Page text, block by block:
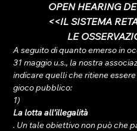
OPEN HEARING
<<IL SISTEMA
LE
A seguito di quanto emerso in
31 maggio u.s., la nostra
indicare quelli che ritiene
gioco pubblico:
1)
La lotta all’illegalità
. Un tale obiettivo non può che